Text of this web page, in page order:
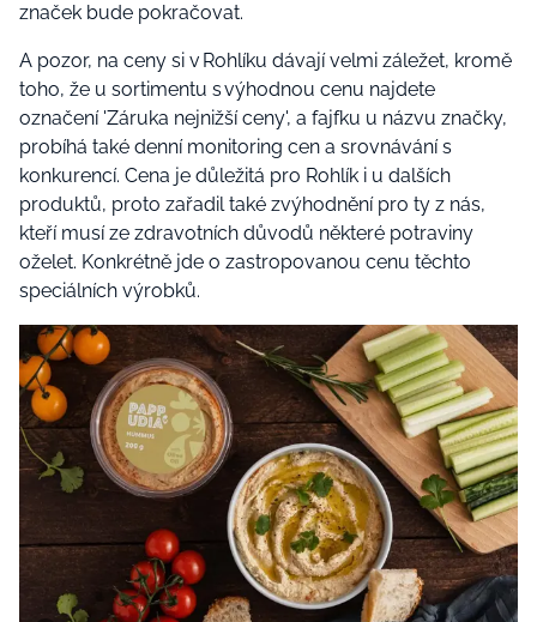
značek bude pokračovat.
A pozor, na ceny si v Rohlíku dávají velmi záležet, kromě
toho, že u sortimentu s výhodnou cenu najdete
označení 'Záruka nejnižší ceny', a fajfku u názvu značky,
probíhá také denní monitoring cen a srovnávání s
konkurencí. Cena je důležitá pro Rohlík i u dalších
produktů, proto zařadil také zvýhodnění pro ty z nás,
kteří musí ze zdravotních důvodů některé potraviny
oželet. Konkrétně jde o zastropovanou cenu těchto
speciálních výrobků.